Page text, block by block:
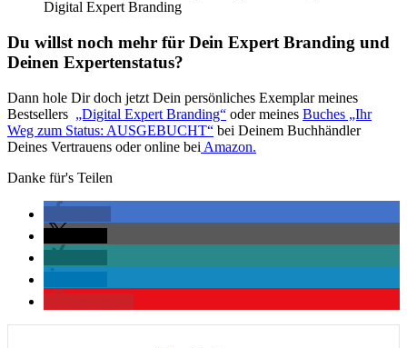
Du willst noch mehr für Dein Expert Branding und
Deinen Expertenstatus?
Dann hole Dir doch jetzt Dein persönliches Exemplar meines
Bestsellers „Digital Expert Branding“ oder meines Buches „Ihr
Weg zum Status: AUSGEBUCHT“ bei Deinem Buchhändler
Deines Vertrauens oder online bei Amazon.
Danke für's Teilen